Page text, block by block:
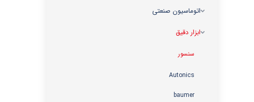
اتوماسیون صنعتی
ابزار دقیق
سنسور
Autonics
baumer